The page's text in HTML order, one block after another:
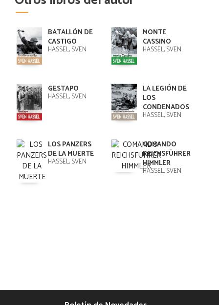
BATALLÓN DE
CASTIGO
HASSEL, SVEN
MONTE
CASSINO
HASSEL, SVEN
GESTAPO
HASSEL, SVEN
LA LEGIÓN DE
LOS
CONDENADOS
HASSEL, SVEN
LOS PANZERS
DE LA MUERTE
HASSEL, SVEN
COMANDO
REICHSFÜHRER
HIMMLER
HASSEL, SVEN